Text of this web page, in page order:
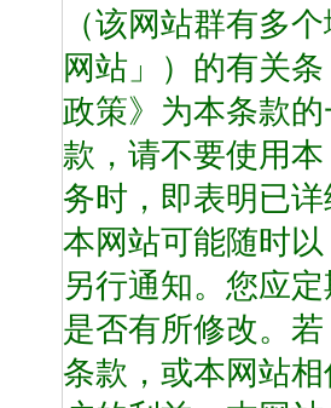
（该网站群有多
网站」）的有关
政策》为本条款
款，请不要使用
务时，即表明已
本网站可能随时
另行通知。您应
是否有所修改。
条款，或本网站